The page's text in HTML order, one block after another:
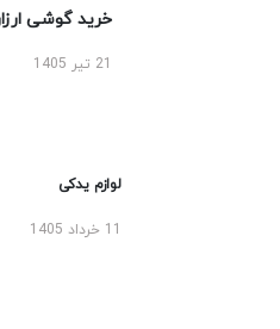
خرید گوشی ارزان
لوازم یدکی